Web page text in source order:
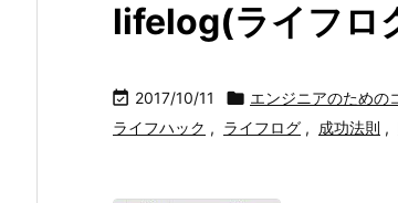
lifelog(ライフロ
 2017/10/11  エンジニアのための
ライフハック , ライフログ , 成功法則 ,